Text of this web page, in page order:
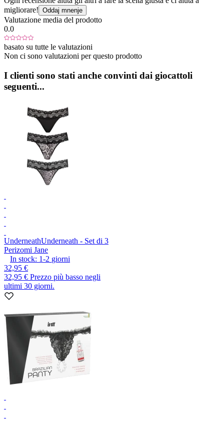
migliorare! Oddaj mnenje
Valutazione media del prodotto
0.0
basato su tutte le valutazioni
Non ci sono valutazioni per questo prodotto
I clienti sono stati anche convinti dai giocattoli
seguenti...
UnderneathUnderneath - Set di 3
Perizomi Jane
In stock: 1-2 giorni
32,95 €
32,95 € Prezzo più basso negli
ultimi 30 giorni.